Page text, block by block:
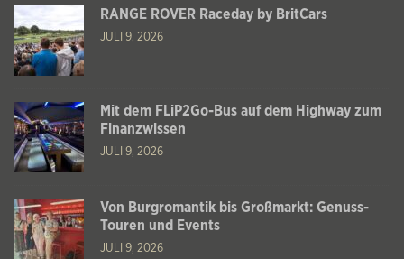
RANGE ROVER Raceday by BritCars
JULI 9, 2026
Mit dem FLiP2Go-Bus auf dem Highway zum
Finanzwissen
JULI 9, 2026
Von Burgromantik bis Großmarkt: Genuss-
Touren und Events
JULI 9, 2026